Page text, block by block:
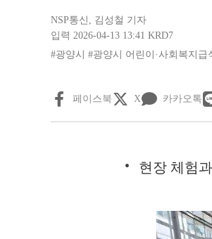
NSP통신 , 김성철 기자
입력 2026-04-13 13:41 KRD7
#광양시
#광양시 어린이·사회복지급
페이스북 X 카카오톡
현장 체험